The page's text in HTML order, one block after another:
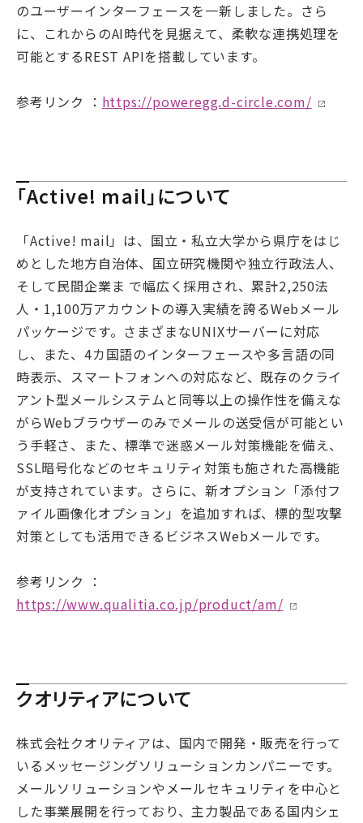
のユーザーインターフェースを一新しました。さら
に、これからのAI時代を見据えて、柔軟な連携処理を
可能とするREST APIを搭載しています。
参考リンク ： https://poweregg.d-circle.com/
「Active! mail」について
「Active! mail」は、国立・私立大学から県庁をはじ
めとした地方自治体、国立研究機関や独立行政法人、
そして民間企業ま で幅広く採用され、累計2,250法
人・1,100万アカウントの導入実績を誇るWebメール
パッケージです。さまざまなUNIXサーバーに対応
し、また、4カ国語のインターフェースや多言語の同
時表示、スマートフォンへの対応など、既存のクライ
アント型メールシステムと同等以上の操作性を備えな
がらWebブラウザーのみでメールの送受信が可能とい
う手軽さ、また、標準で迷惑メール対策機能を備え、
SSL暗号化などのセキュリティ対策も施された高機能
が支持されています。さらに、新オプション「添付フ
ァイル画像化オプション」を追加すれば、標的型攻撃
対策としても活用できるビジネスWebメールです。
参考リンク ：
https://www.qualitia.co.jp/product/am/
クオリティアについて
株式会社クオリティアは、国内で開発・販売を行って
いるメッセージングソリューションカンパニーです。
メールソリューションやメールセキュリティを中心と
した事業展開を行っており、主力製品である国内シェ